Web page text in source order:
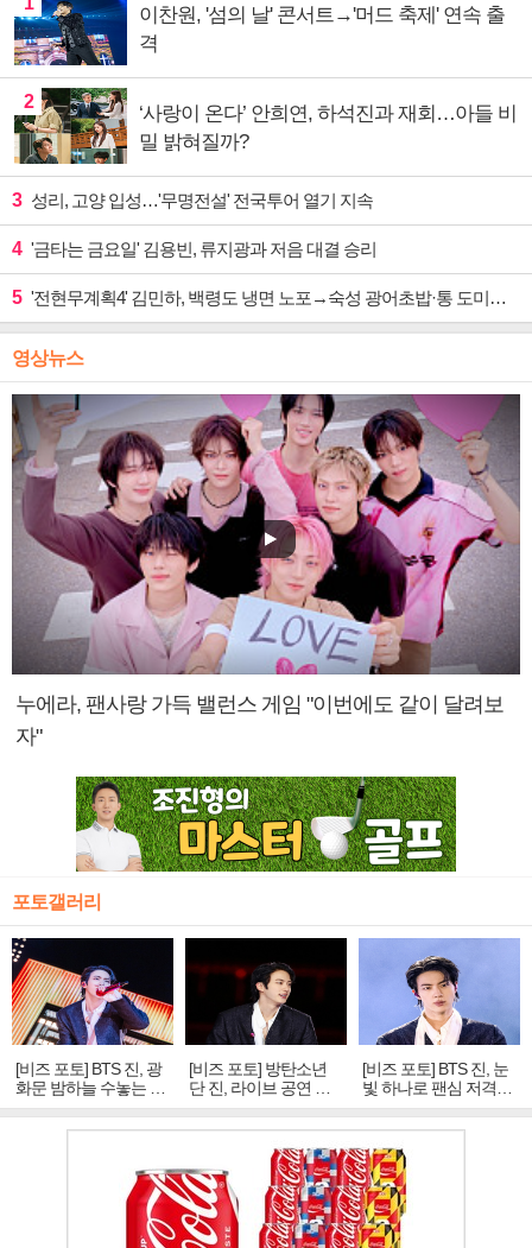
이찬원, '섬의 날' 콘서트→'머드 축제' 연속 출
격
2
‘사랑이 온다’ 안희연, 하석진과 재회…아들 비
밀 밝혀질까?
3 성리, 고양 입성…'무명전설' 전국투어 열기 지속
4 '금타는 금요일' 김용빈, 류지광과 저음 대결 승리
5 '전현무계획4' 김민하, 백령도 냉면 노포→숙성 광어초밥·통 도미찜 맛집 탐방
영상뉴스
누에라, 팬사랑 가득 밸런스 게임 "이번에도 같이 달려보
자"
포토갤러리
[비즈 포토] BTS 진, 광
화문 밤하늘 수놓는 '비
주얼 킹'의 열창
[비즈 포토] 방탄소년
단 진, 라이브 공연 중
빛나는 독보적 아우라
[비즈 포토] BTS 진, 눈
빛 하나로 팬심 저격…
독보적 카리스마